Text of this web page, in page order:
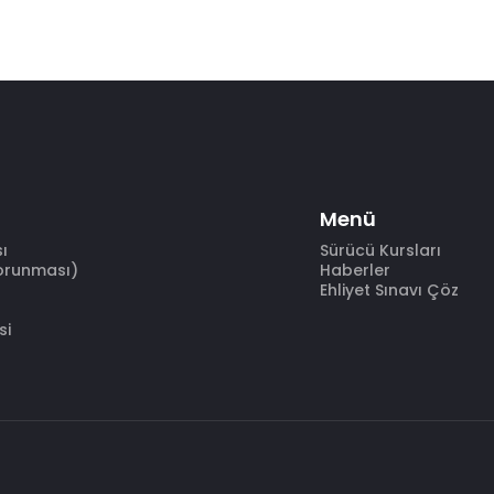
Menü
Sürücü Kursları
Haberler
Ehliyet Sınavı Çöz